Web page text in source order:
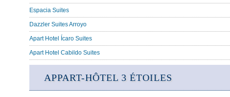
Espacia Suites
Dazzler Suites Arroyo
Apart Hotel Ícaro Suites
Apart Hotel Cabildo Suites
APPART-HÔTEL 3 ÉTOILES